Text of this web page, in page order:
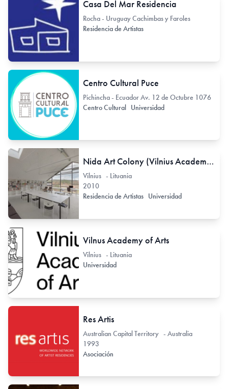
Casa Del Mar Residencia
Rocha - Uruguay Cachimbas y Faroles
Residencia de Artistas
Centro Cultural Puce
Pichincha - Ecuador Av. 12 de Octubre 1076
Centro Cultural Universidad
Nida Art Colony (Vilnius Academy of Arts)
Vilnius - Lituania
2010
Residencia de Artistas Universidad
Vilnus Academy of Arts
Vilnius - Lituania
Universidad
Res Artis
Australian Capital Territory - Australia
1993
Asociación